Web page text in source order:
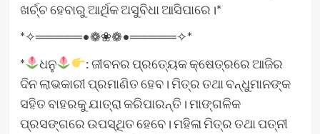
ଖର୍ଚ୍ଚ ହେବାରୁ ଆର୍ଥିକ ଅସୁବିଧା ଆସିପାରେ।*
*✧═════•❁❀❁•═════✧*
*
ଧନୁ
: ଜୀବନର ପ୍ରତ୍ୟେକ କ୍ଷେତ୍ରରେ ଆଜିର
ଦିନ ଲାଭକାରୀ ପ୍ରମାଣିତ ହେବ। ମିତ୍ର ତଥା ବନ୍ଧୁମାନଙ୍କ
ସହିତ ବାହରକୁ ଯାତ୍ରା କରିପାରନ୍ତି। ମାଙ୍ଗଳିକ
ପ୍ରସଙ୍ଗରେ ଉପସ୍ଥିତ ହେବେ। ମହିଳା ମିତ୍ର ତଥା ପତ୍ନୀ